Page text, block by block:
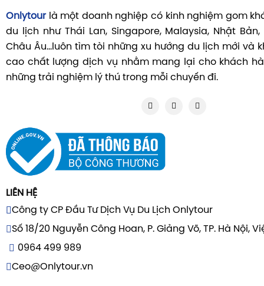
Onlytourlà một doanh nghiệp có kinh nghiệm gom
du lịch như Thái Lan, Singapore, Malaysia, Nhật Bản,
Châu Âu...luôn tìm tòi những xu hướng du lịch mới và
cao chất lượng dịch vụ nhằm mang lại cho khách
những trải nghiệm lý thú trong mỗi chuyến đi.
LIÊN HỆ
Công ty CP Đầu Tư Dịch Vụ Du Lịch Onlytour
Số 18/20 Nguyễn Công Hoan, P. Giảng Võ, TP. Hà Nội,
0964 499 989
Ceo@Onlytour.vn